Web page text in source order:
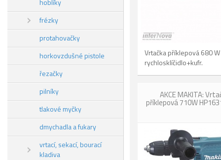
hoblíky
frézky
protahovačky
horkovzdušné pistole
řezačky
pilníky
tlakové myčky
dmychadla a fukary
vrtací, sekací, bourací
kladiva
Vrtačka příklepová 680 W
rychlosklíčidlo+kufr.
AKCE MAKITA:
příklepová 710W